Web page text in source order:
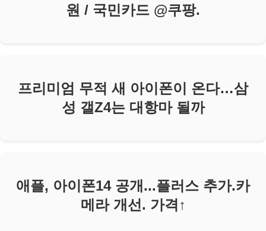
원 / 국민카드 @쿠팡.
프리미엄 무적 새 아이폰이 온다…삼
성 갤Z4는 대항마 될까
애플, 아이폰14 공개...플러스 추가.카
메라 개선. 가격↑